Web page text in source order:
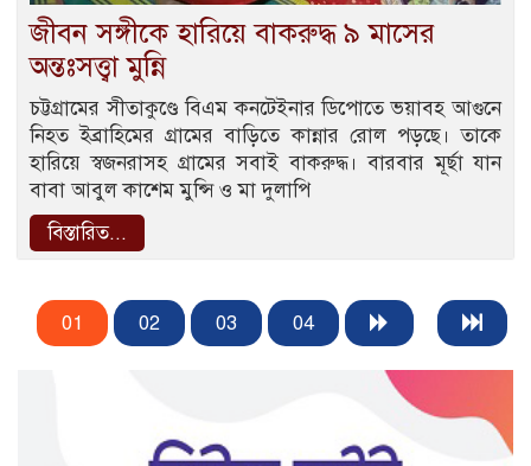
জীবন সঙ্গীকে হারিয়ে বাকরুদ্ধ ৯ মাসের
অন্তঃসত্ত্বা মুন্নি
চট্টগ্রামের সীতাকুণ্ডে বিএম কনটেইনার ডিপোতে ভয়াবহ আগুনে
নিহত ইব্রাহিমের গ্রামের বাড়িতে কান্নার রোল পড়ছে। তাকে
হারিয়ে স্বজনরাসহ গ্রামের সবাই বাকরুদ্ধ। বারবার মূর্ছা যান
বাবা আবুল কাশেম মুন্সি ও মা দুলাপি
বিস্তারিত...
01 02 03 04